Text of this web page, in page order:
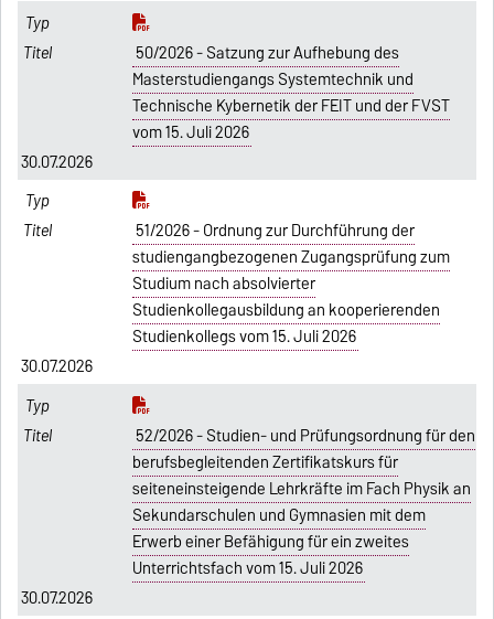
50/2026 - Satzung zur Aufhebung des
Masterstudiengangs Systemtechnik und
Technische Kybernetik der FEIT und der FVST
vom 15. Juli 2026
30.07.2026
51/2026 - Ordnung zur Durchführung der
studiengangbezogenen Zugangsprüfung zum
Studium nach absolvierter
Studienkollegausbildung an kooperierenden
Studienkollegs vom 15. Juli 2026
30.07.2026
52/2026 - Studien- und Prüfungsordnung für den
berufsbegleitenden Zertifikatskurs für
seiteneinsteigende Lehrkräfte im Fach Physik an
Sekundarschulen und Gymnasien mit dem
Erwerb einer Befähigung für ein zweites
Unterrichtsfach vom 15. Juli 2026
30.07.2026